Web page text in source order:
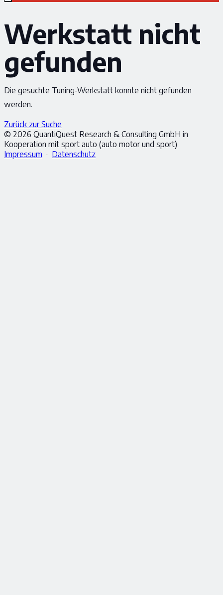
Werkstatt nicht
gefunden
Die gesuchte Tuning-Werkstatt konnte nicht gefunden
werden.
Zurück zur Suche
© 2026 QuantiQuest Research & Consulting GmbH in
Kooperation mit sport auto (auto motor und sport)
Impressum · Datenschutz